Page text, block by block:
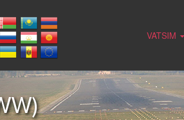
VATSIM